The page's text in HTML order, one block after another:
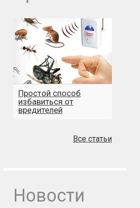
Простой способ
избавиться от
вредителей
Все статьи
Новости